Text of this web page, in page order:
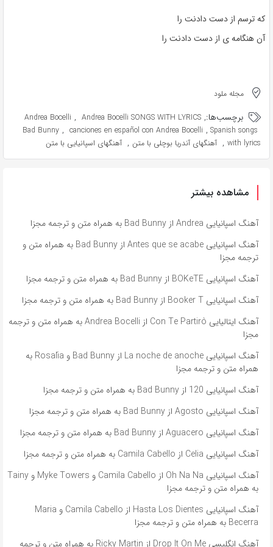
که ترسم از دست دادنت را
آن هنگامه ی از دست دادنت را
مجله ملود
برچسب‌ها: Andrea Bocelli , Andrea Bocelli SONGS WITH LYRICS ,
Bad Bunny , canciones en español con Andrea Bocelli , Spanish songs
with lyrics
, آهنگهای آندریا بوچلی با متن , آهنگهای اسپانیایی با متن
مشاهده بیشتر
آهنگ اسپانیایی Andrea از Bad Bunny به همراه متن و ترجمه مجزا
آهنگ اسپانیایی Antes que se acabe از Bad Bunny به همراه متن و
ترجمه مجزا
آهنگ اسپانیایی BOKeTE از Bad Bunny به همراه متن و ترجمه مجزا
آهنگ اسپانیایی Booker T از Bad Bunny به همراه متن و ترجمه مجزا
آهنگ ایتالیایی Con Te Partirò از Andrea Bocelli به همراه متن و ترجمه
مجزا
آهنگ اسپانیایی La noche de anoche از Bad Bunny و Rosalía به
همراه متن و ترجمه مجزا
آهنگ اسپانیایی 120 از Bad Bunny به همراه متن و ترجمه مجزا
آهنگ اسپانیایی Agosto از Bad Bunny به همراه متن و ترجمه مجزا
آهنگ اسپانیایی Aguacero از Bad Bunny به همراه متن و ترجمه مجزا
آهنگ اسپانیایی Celia از Camila Cabello به همراه متن و ترجمه مجزا
آهنگ اسپانیایی Oh Na Na از Camila Cabello و Myke Towers و Tainy
به همراه متن و ترجمه مجزا
آهنگ اسپانیایی Hasta Los Dientes از Camila Cabello و Maria
Becerra به همراه متن و ترجمه مجزا
آهنگ انگلیسی Drop It On Me از Ricky Martin به همراه متن و ترجمه